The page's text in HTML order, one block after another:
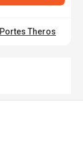
Portes Theros